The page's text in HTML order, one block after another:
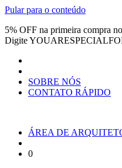
Pular para o conteúdo
5% OFF na primeira compra
Digite
SOBRE NÓS
CONTATO RÁPIDO
ÁREA DE
0